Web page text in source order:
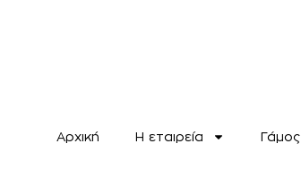
Αρχική H εταιρεία Γάμος